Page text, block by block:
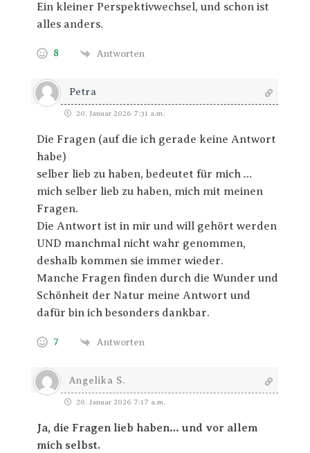
Ein kleiner Perspektivwechsel, und schon ist
alles anders.
8 Antworten
Petra
20. Januar 2026 7:31 a.m.
Die Fragen (auf die ich gerade keine Antwort
habe)
selber lieb zu haben, bedeutet für mich …
mich selber lieb zu haben, mich mit meinen
Fragen.
Die Antwort ist in mir und will gehört werden
UND manchmal nicht wahr genommen,
deshalb kommen sie immer wieder.
Manche Fragen finden durch die Wunder und
Schönheit der Natur meine Antwort und
dafür bin ich besonders dankbar.
7 Antworten
Angelika S.
20. Januar 2026 7:17 a.m.
Ja, die Fragen lieb haben… und vor allem
mich selbst.